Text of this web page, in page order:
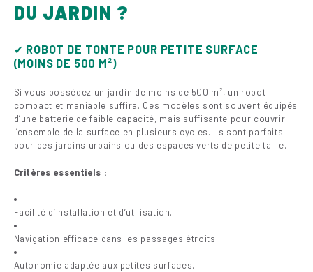
DU JARDIN ?
✔ ROBOT DE TONTE POUR PETITE SURFACE
(MOINS DE 500 M²)
Si vous possédez un jardin de moins de 500 m², un robot
compact et maniable suffira. Ces modèles sont souvent équipés
d’une batterie de faible capacité, mais suffisante pour couvrir
l’ensemble de la surface en plusieurs cycles. Ils sont parfaits
pour des jardins urbains ou des espaces verts de petite taille.
Critères essentiels :
Facilité d’installation et d’utilisation.
Navigation efficace dans les passages étroits.
Autonomie adaptée aux petites surfaces.